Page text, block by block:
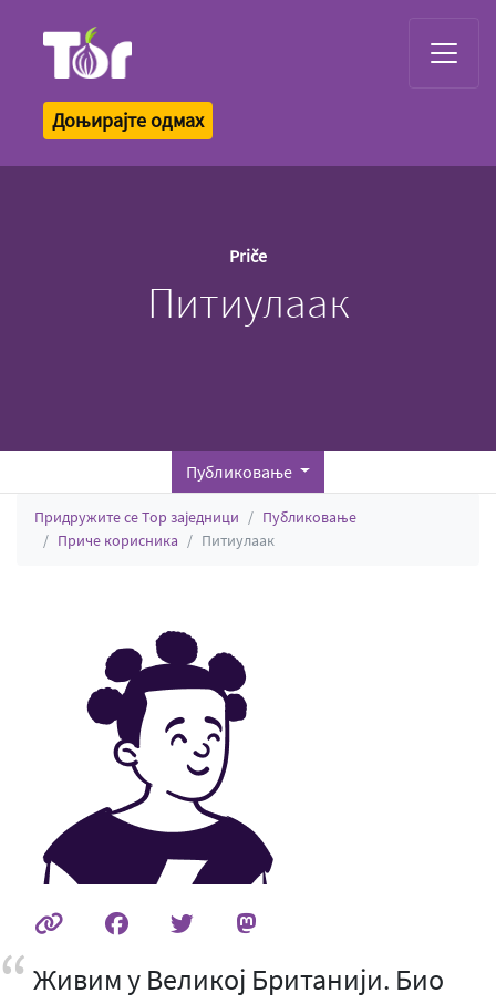
Доњирајте одмах
Priče
Питиулаак
Публиковање
Придружите се Тор заједници
Публиковање
Приче корисника
Питиулаак
Живим у Великој Британији. Био